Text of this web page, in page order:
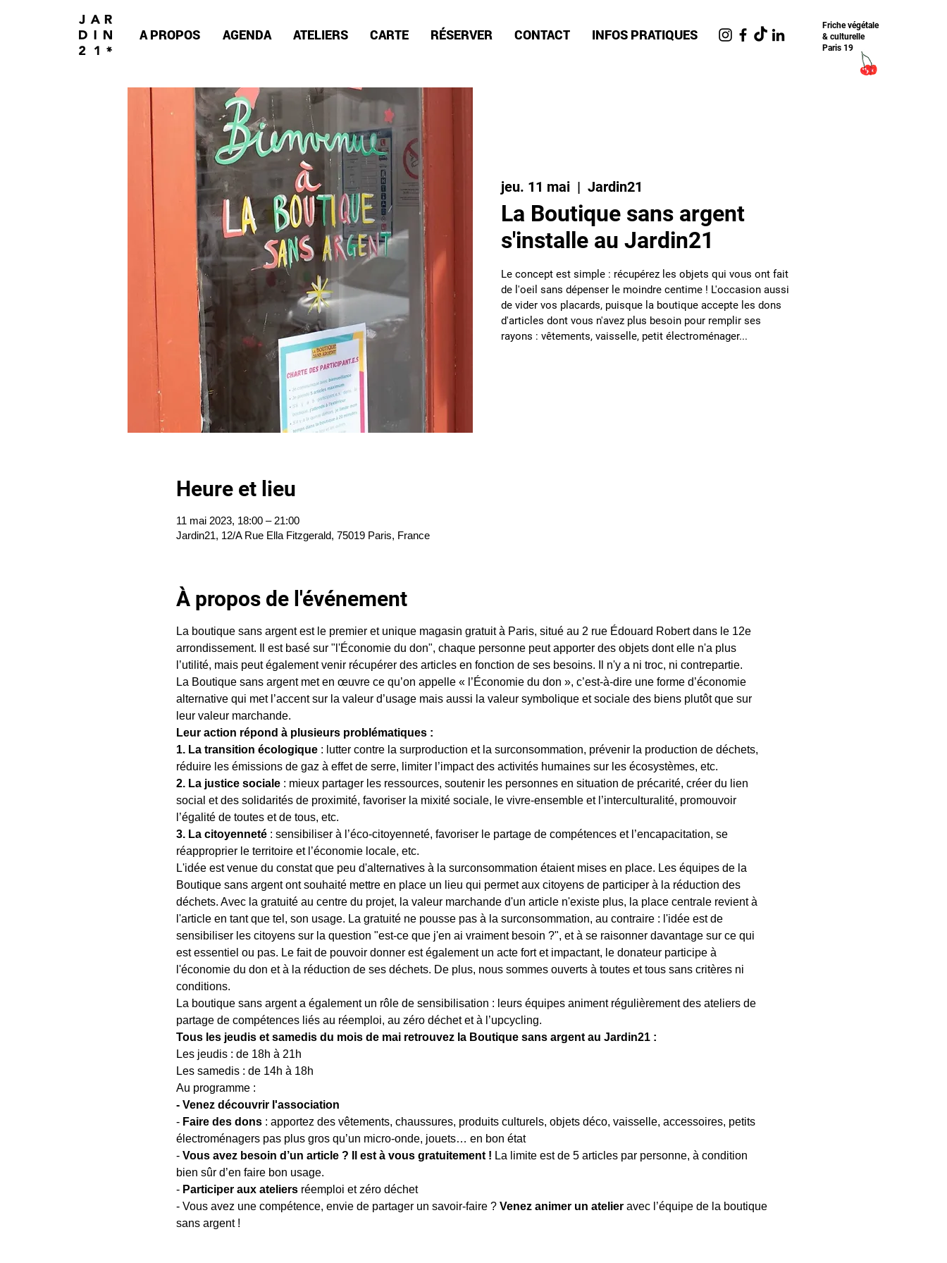
A PROPOS AGENDA ATELIERS CARTE RÉSERVER CONTACT INFOS PRATIQUES
Friche​ végétale
& culturelle
Paris 19
jeu. 11 mai
  |
Jardin21
La Boutique sans argent
s'installe au Jardin21
Le concept est simple : récupérez les objets qui vous ont fait
de l'oeil sans dépenser le moindre centime ! L'occasion aussi
de vider vos placards, puisque la boutique accepte les dons
d'articles dont vous n'avez plus besoin pour remplir ses
rayons : vêtements, vaisselle, petit électroménager...
Heure et lieu
11 mai 2023, 18:00 – 21:00
Jardin21, 12/A Rue Ella Fitzgerald, 75019 Paris, France
À propos de l'événement
La boutique sans argent est le premier et unique magasin gratuit à Paris, situé au 2 rue Édouard Robert dans le 12e
arrondissement. Il est basé sur "l'Économie du don", chaque personne peut apporter des objets dont elle n'a plus
l’utilité, mais peut également venir récupérer des articles en fonction de ses besoins. Il n'y a ni troc, ni contrepartie.
La Boutique sans argent met en œuvre ce qu’on appelle « l’Économie du don », c’est-à-dire une forme d’économie
alternative qui met l’accent sur la valeur d’usage mais aussi la valeur symbolique et sociale des biens plutôt que sur
leur valeur marchande.
Leur action répond à plusieurs problématiques :
1. La transition écologique : lutter contre la surproduction et la surconsommation, prévenir la production de déchets,
réduire les émissions de gaz à effet de serre, limiter l’impact des activités humaines sur les écosystèmes, etc.
2. La justice sociale : mieux partager les ressources, soutenir les personnes en situation de précarité, créer du lien
social et des solidarités de proximité, favoriser la mixité sociale, le vivre-ensemble et l’interculturalité, promouvoir
l’égalité de toutes et de tous, etc.
3. La citoyenneté : sensibiliser à l’éco-citoyenneté, favoriser le partage de compétences et l’encapacitation, se
réapproprier le territoire et l’économie locale, etc.
L'idée est venue du constat que peu d'alternatives à la surconsommation étaient mises en place. Les équipes de la
Boutique sans argent ont souhaité mettre en place un lieu qui permet aux citoyens de participer à la réduction des
déchets. Avec la gratuité au centre du projet, la valeur marchande d'un article n'existe plus, la place centrale revient à
l'article en tant que tel, son usage. La gratuité ne pousse pas à la surconsommation, au contraire : l'idée est de
sensibiliser les citoyens sur la question "est-ce que j'en ai vraiment besoin ?", et à se raisonner davantage sur ce qui
est essentiel ou pas. Le fait de pouvoir donner est également un acte fort et impactant, le donateur participe à
l'économie du don et à la réduction de ses déchets. De plus, nous sommes ouverts à toutes et tous sans critères ni
conditions.
La boutique sans argent a également un rôle de sensibilisation : leurs équipes animent régulièrement des ateliers de
partage de compétences liés au réemploi, au zéro déchet et à l’upcycling.
Tous les jeudis et samedis du mois de mai retrouvez la Boutique sans argent au Jardin21 :
Les jeudis : de 18h à 21h
Les samedis : de 14h à 18h
Au programme :
- Venez découvrir l'association
- Faire des dons : apportez des vêtements, chaussures, produits culturels, objets déco, vaisselle, accessoires, petits
électroménagers pas plus gros qu’un micro-onde, jouets… en bon état
- Vous avez besoin d’un article ? Il est à vous gratuitement ! La limite est de 5 articles par personne, à condition
bien sûr d’en faire bon usage.
- Participer aux ateliers réemploi et zéro déchet
- Vous avez une compétence, envie de partager un savoir-faire ? Venez animer un atelier avec l’équipe de la boutique
sans argent !